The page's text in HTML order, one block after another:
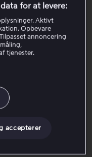
eller
skal du gå til dit
for at levere:
Aktivt
Opbevare
annoncering
tjenester.
accepterer